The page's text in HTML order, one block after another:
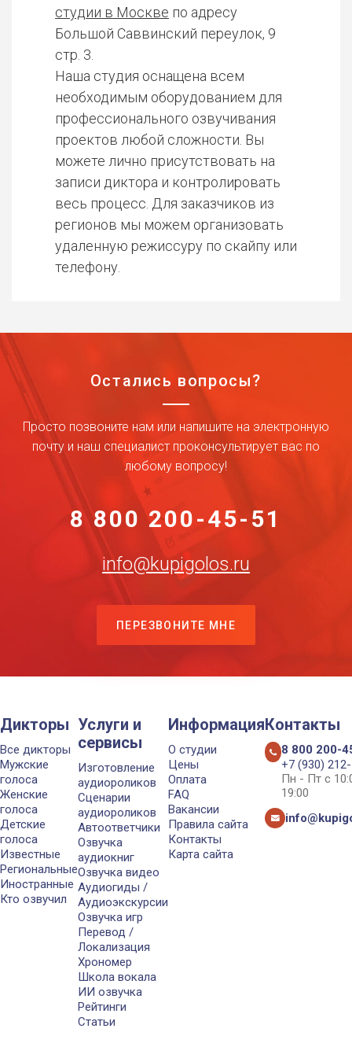
студии в Москве по адресу
Большой Саввинский переулок, 9
стр. 3.
Наша студия оснащена всем
необходимым оборудованием для
профессионального озвучивания
проектов любой сложности. Вы
можете лично присутствовать на
записи диктора и контролировать
весь процесс. Для заказчиков из
регионов мы можем организовать
удаленную режиссуру по скайпу или
телефону.
Остались вопросы?
Просто позвоните нам или напишите на электронную
почту и наш специалист проконсультирует вас по
любому вопросу!
8 800 200-45-51
info@kupigolos.ru
ПЕРЕЗВОНИТЕ МНЕ
Дикторы
Все дикторы
Мужские
голоса
Женские
голоса
Детские
голоса
Известные
Региональные
Иностранные
Кто озвучил
Услуги и
сервисы
Изготовление
аудиороликов
Сценарии
аудиороликов
Автоответчики
Озвучка
аудиокниг
Озвучка видео
Аудиогиды /
Аудиоэкскурсии
Озвучка игр
Перевод /
Локализация
Хрономер
Школа вокала
ИИ озвучка
Рейтинги
Статьи
Информация
О студии
Цены
Оплата
FAQ
Вакансии
Правила сайта
Контакты
Карта сайта
Контакты
8 800 200-
+7 (930)
Пн - Пт с
19:00